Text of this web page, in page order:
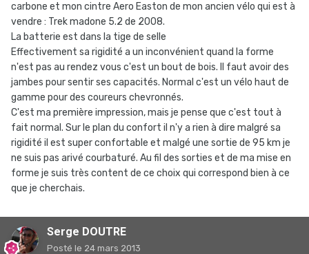
carbone et mon cintre Aero Easton de mon ancien vélo qui est à
vendre : Trek madone 5.2 de 2008.
La batterie est dans la tige de selle
Effectivement sa rigidité a un inconvénient quand la forme
n'est pas au rendez vous c'est un bout de bois. Il faut avoir des
jambes pour sentir ses capacités. Normal c'est un vélo haut de
gamme pour des coureurs chevronnés.
C'est ma première impression, mais je pense que c'est tout à
fait normal. Sur le plan du confort il n'y a rien à dire malgré sa
rigidité il est super confortable et malgé une sortie de 95 km je
ne suis pas arivé courbaturé. Au fil des sorties et de ma mise en
forme je suis très content de ce choix qui correspond bien à ce
que je cherchais.
Serge DOUTRE
Posté le 24 mars 2013